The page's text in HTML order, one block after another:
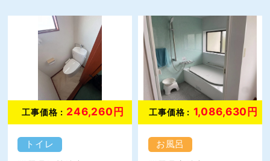
工事価格 : 246,260円
トイレ
工事価格 : 1,086,630円
お風呂